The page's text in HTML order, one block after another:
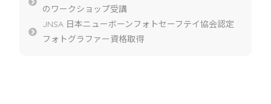
のワークショップ受講
JNSA 日本ニューボーンフォトセーフテイ協会認定
フォトグラファー資格取得